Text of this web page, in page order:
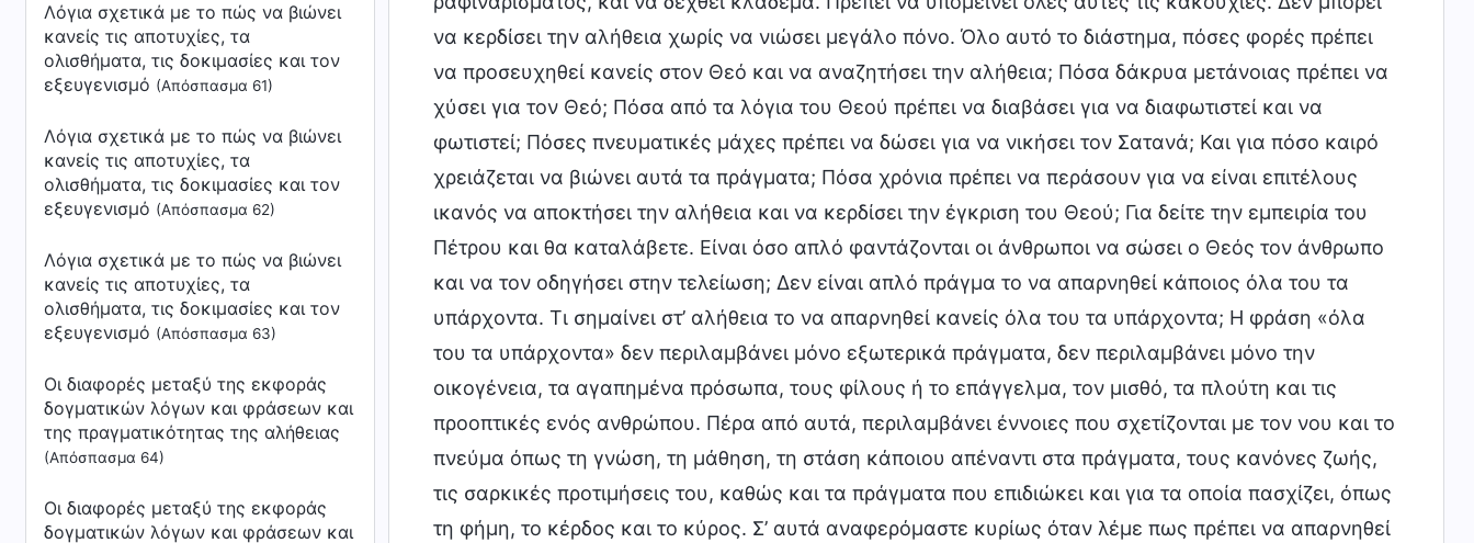
Λόγια σχετικά με το πώς να βιώνει
κανείς τις αποτυχίες, τα
ολισθήματα, τις δοκιμασίες και τον
εξευγενισμό (Απόσπασμα 61)
Λόγια σχετικά με το πώς να βιώνει
κανείς τις αποτυχίες, τα
ολισθήματα, τις δοκιμασίες και τον
εξευγενισμό (Απόσπασμα 62)
Λόγια σχετικά με το πώς να βιώνει
κανείς τις αποτυχίες, τα
ολισθήματα, τις δοκιμασίες και τον
εξευγενισμό (Απόσπασμα 63)
Οι διαφορές μεταξύ της εκφοράς
δογματικών λόγων και φράσεων και
της πραγματικότητας της αλήθειας
(Απόσπασμα 64)
Οι διαφορές μεταξύ της εκφοράς
δογματικών λόγων και φράσεων και